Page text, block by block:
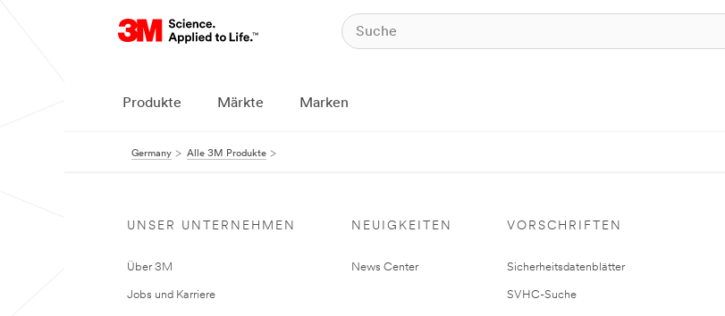
Produkte Märkte Marken
Germany Alle 3M Produkte
UNSER UNTERNEHMEN
Über 3M
Jobs und Karriere
NEUIGKEITEN
News Center
VORSCHRIFTEN
Sicherheitsdatenblätter
SVHC-Suche